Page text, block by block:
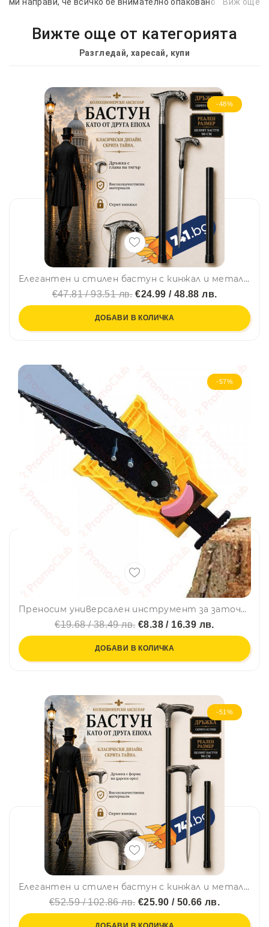
Вижте още от категорията
Разгледай, харесай, купи
-48%
Елегантен и стилен бастун с кинжал и метална дръжка с глава на тигър
€47.81 / 93.51 лв.€24.99 / 48.88 лв.
ДОБАВИ В КОЛИЧКА
-57%
Преносим универсален инструмент за заточване на верига - точило за вериги
€19.68 / 38.49 лв.€8.38 / 16.39 лв.
ДОБАВИ В КОЛИЧКА
-51%
Елегантен и стилен бастун с кинжал и метална дръжка с глава на царски орел SW-17, ЦВЯТ МЕСИНГ
€52.59 / 102.86 лв.€25.90 / 50.66 лв.